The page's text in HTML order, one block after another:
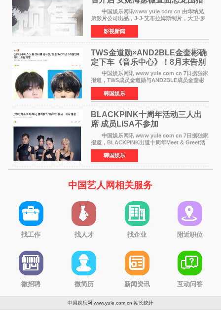
中国娱乐网讯www yule com cn 由华纳兄
弟影片公司出品，J·J·艾布拉姆斯制片，大卫·罗
伯特·米切尔执导，好莱坞巨星安妮·海瑟薇和伊万
·麦克格雷格领衔主演的2026暑期惊悚冒险大片
《逃出绝
影视新闻
TWS金道勋×AND2BLE金奎彬确
定下车《音乐中心》！8月末告别
MC席位
中国娱乐网讯 www yule com cn 7日据独家
报道，TWS成员金道勋与AND2BLE成员金奎彬
将于8月离开《音乐中心》MC的位置。 金道
勋与金奎彬于去年3月与H2H A-NA一起被选为
《音乐中心》MC，约1
韩国娱乐
BLACKPINK十周年活动三人出
席 成员LISA不参加
中国娱乐网讯 www yule com cn 7日据独家
报道，BLACKPINK出道十周年Meet & Greet活
动将由智秀、ROS&Eacute;、JENNIE出席，
LISA将缺席。 此前BLACKPINK所属社YG并
未为组合出道十周年做
韩国娱乐
中国艺人网相关服务
找工作 找人才 找企业 附近职位
微招聘 微简历 新闻资讯 互动问答
中国娱乐网 www.yule.com.cn 站长统计